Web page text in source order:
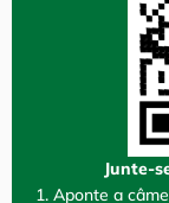
Junte-
1. Aponte a